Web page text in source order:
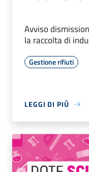
Avviso
la raccolta di
Gestione rifiuti
LEGGI DI PIÙ